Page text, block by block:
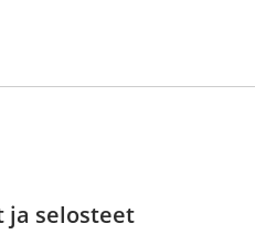
ja selosteet